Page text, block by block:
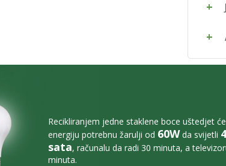
Recikliranjem jedne staklene boce uštedjet
energiju potrebnu žarulji od 60Wda svijetli 4
sata, računalu da radi 30 minuta, a
minuta.